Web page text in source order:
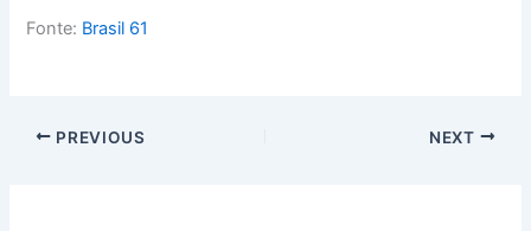
Fonte: Brasil 61
PREVIOUS NEXT